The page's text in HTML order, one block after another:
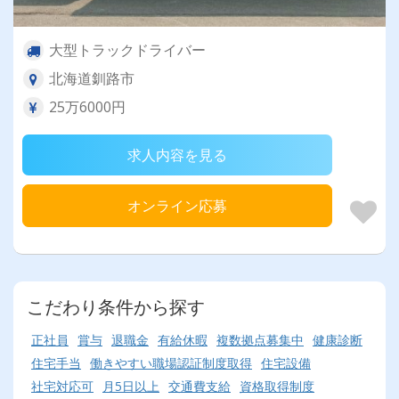
大型トラックドライバー
北海道釧路市
25万6000円
求人内容を見る
オンライン応募
こだわり条件から探す
正社員 賞与 退職金 有給休暇 複数拠点募集中
健康診断
住宅手当
働きやすい職場認証制度取得 住宅設備
社宅対応可
月5日以上 交通費支給
資格取得制度